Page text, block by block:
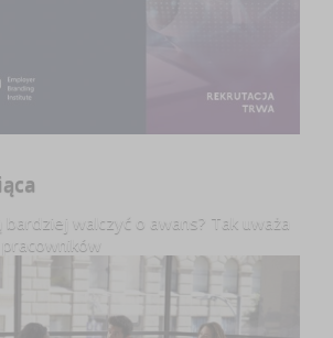
walczyć o awans? Tak uważa